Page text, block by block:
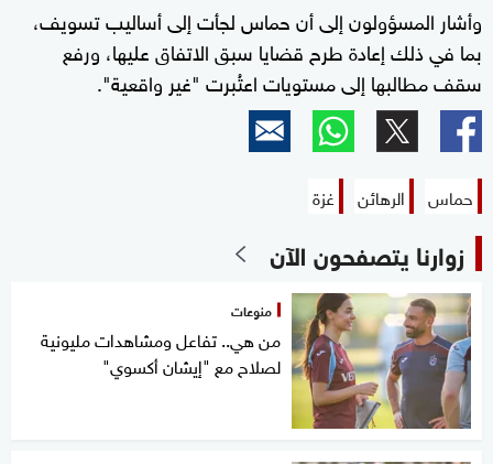
وأشار المسؤولون إلى أن حماس لجأت إلى أساليب تسويف،
بما في ذلك إعادة طرح قضايا سبق الاتفاق عليها، ورفع
سقف مطالبها إلى مستويات اعتُبرت "غير واقعية".
حماس الرهائن غزة
زوارنا يتصفحون الآن
منوعات
من هي.. تفاعل ومشاهدات مليونية
لصلاح مع "إيشان أكسوي"